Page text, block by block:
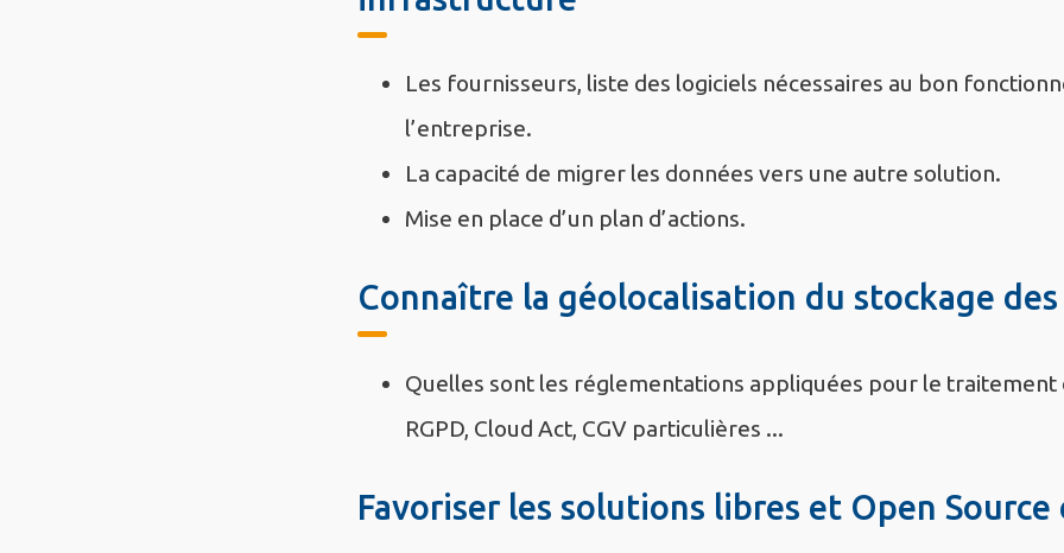
Les fournisseurs, liste des logiciels nécessaires au bon
l’entreprise.
La capacité de migrer les données vers une autre solution.
Mise en place d’un plan d’actions.
Connaître la géolocalisation du stockage
Quelles sont les réglementations appliquées pour le traitement
RGPD, Cloud Act, CGV particulières ...
Favoriser les solutions libres et Open